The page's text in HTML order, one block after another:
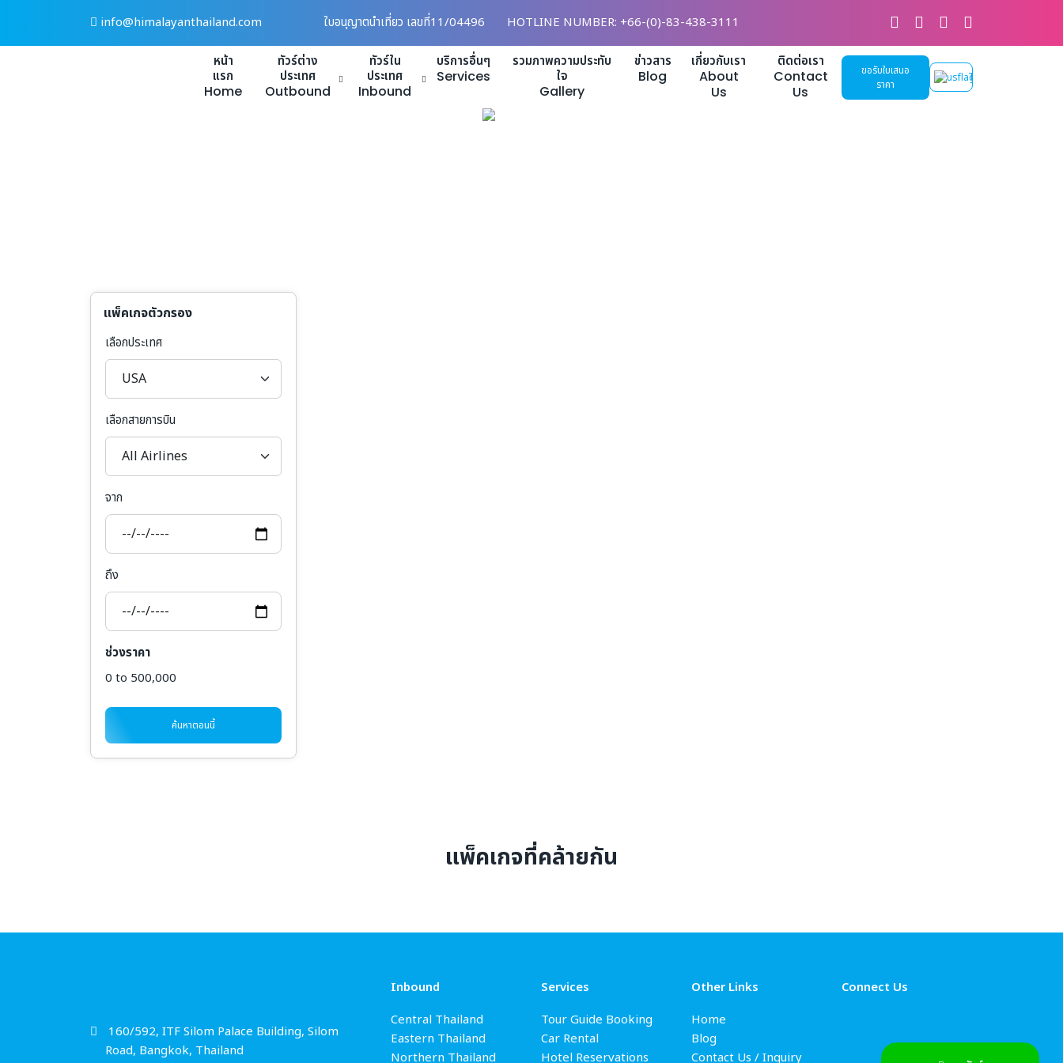
content
info@himalayanthailand.com ใบอนุญาตนำเที่ยว เลขที่11/04496 HOTLINE NUMBER: +66-(0)-83-438-3111
หน้า
แรก
Home
ทัวร์ต่าง
ประเทศ
Outbound
ทัวร์ใน
ประเทศ
Inbound
บริการอื่นๆ
Services
รวมภาพความประทับ
ใจ
Gallery
ข่าวสาร
Blog
เกี่ยวกับเรา
About
Us
ติดต่อเรา
Contact
Us
ขอรับใบเสนอ
ราคา
TH
แพ็คเกจตัวกรอง
เลือกประเทศ
เลือกสายการบิน
จาก
ถึง
ช่วงราคา
0 to 500,000
ค้นหาตอนนี้
แพ็คเกจที่คล้ายกัน
160/592, ITF Silom Palace Building, Silom
Road, Bangkok, Thailand
Inbound
Central Thailand
Eastern Thailand
Northern Thailand
Services
Tour Guide Booking
Car Rental
Hotel Reservations
Other Links
Home
Blog
Contact Us / Inquiry
Connect Us